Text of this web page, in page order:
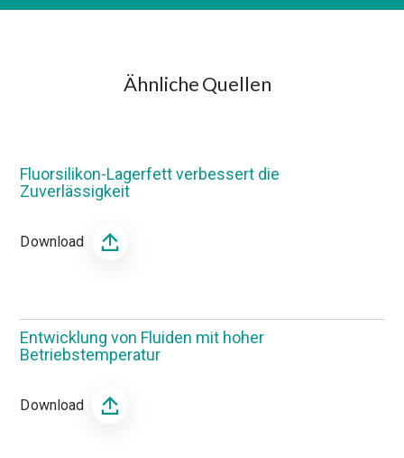
Ähnliche Quellen
Fluorsilikon-Lagerfett verbessert die
Zuverlässigkeit
Download
Entwicklung von Fluiden mit hoher
Betriebstemperatur
Download